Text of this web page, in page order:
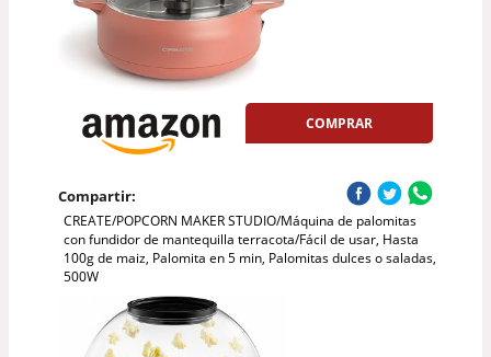
COMPRAR
Compartir:
CREATE/POPCORN MAKER STUDIO/Máquina de palomitas
con fundidor de mantequilla terracota/Fácil de usar, Hasta
100g de maiz, Palomita en 5 min, Palomitas dulces o saladas,
500W